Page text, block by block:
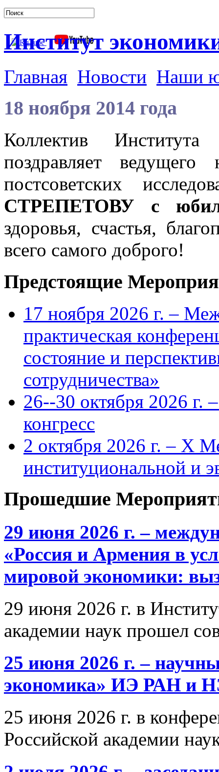
Институт
Главная Новости Наши
18 ноября 2014 года
Коллектив
поздравляет ведущего
постсоветских
СТРЕПЕТОВУ с
здоровья, счастья,
всего самого доброго!
Предстоящие
17 ноября 2026 г. –
практическая
состояние и
сотрудничества»
26--30 октября 2026 г.
конгресс
2 октября 2026 г. – X
институциональной и
Прошедшие
29 июня 2026 г. –
«Россия и Армения в
мировой экономики:
29 июня 2026 г. в
академии наук прошел
25 июня 2026 г. –
экономика» ИЭ РАН и
25 июня 2026 г. в
Российской академии